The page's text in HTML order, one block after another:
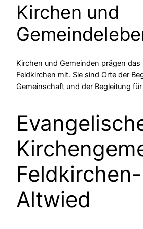
Kirchen und
Kirchen und Gemeinden prägen das
Feldkirchen mit. Sie sind Orte der
Gemeinschaft und der Begleitung für
Feldkirchen-
Altwied